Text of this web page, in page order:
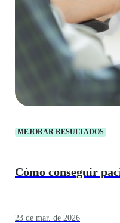
MEJORAR RESULTADOS
Cómo conseguir
23 de mar. de 2026